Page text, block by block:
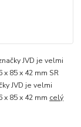
JVD je velmi
85 x 42 mm SR
JVD je velmi
x 85 x 42 mm celý